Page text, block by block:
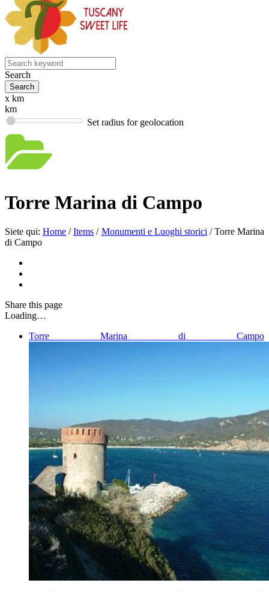
Search
x km
km
Set radius for geolocation
Torre Marina di Campo
Siete qui: Home / Items / Monumenti e Luoghi storici / Torre Marina
di Campo
Share this page
Loading…
Torre Marina di Campo